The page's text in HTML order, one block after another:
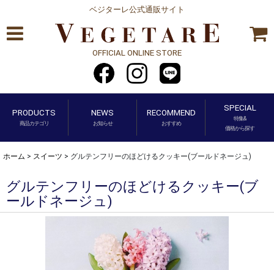
ベジターレ公式通販サイト
OFFICIAL ONLINE STORE
PRODUCTS
商品カテゴリ
NEWS
お知らせ
RECOMMEND
おすすめ
SPECIAL
特集&
価格から探す
ホーム > スイーツ > グルテンフリーのほどけるクッキー(ブールドネージュ)
グルテンフリーのほどけるクッキー(ブ
ールドネージュ)